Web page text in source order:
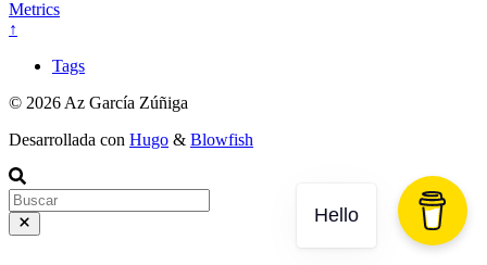
Metrics
↑
Tags
© 2026 Az García Zúñiga
Desarrollada con Hugo & Blowfish
Hello